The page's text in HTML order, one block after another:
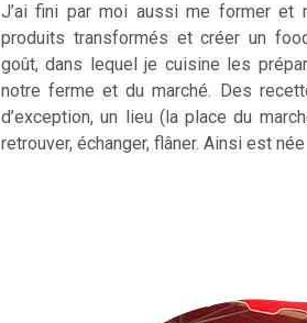
J’ai fini par moi aussi me former et
produits transformés et créer un
goût, dans lequel je cuisine les
notre ferme et du marché. Des
d’exception, un lieu (la place du
retrouver, échanger, flâner. Ainsi est